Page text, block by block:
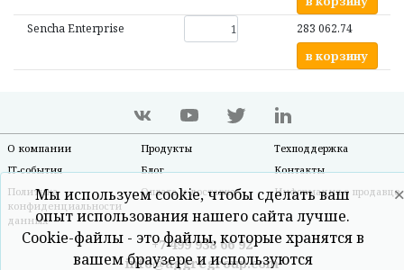
Sencha Enterprise 283 062.74
в корзину
+7 499 938 66 92
info@aggregroup.com
О компании Продукты
Техподдержка
IT-события
Блог
Контакты
Политика
конфиденциальности
данных
Оплата и доставка Информация о продавце
Мы используем cookie, чтобы сделать ваш
опыт использования нашего сайта лучше.
Cookie-файлы - это файлы, которые хранятся в
вашем браузере и используются